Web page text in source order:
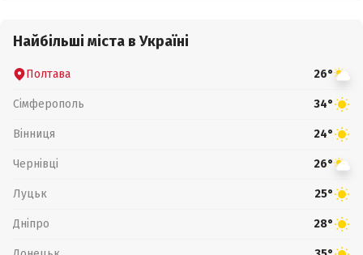
Найбільші міста в Україні
Полтава 26°
Сімферополь 34°
Вінниця 24°
Чернівці 26°
Луцьк 25°
Дніпро 28°